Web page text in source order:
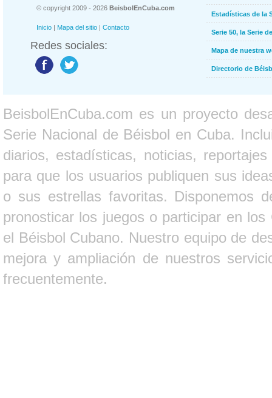
© copyright 2009 - 2026 BeisbolEnCuba.com
Inicio | Mapa del sitio | Contacto
Redes sociales:
Estadísticas de la
Serie 50, la Serie
Mapa de nuestra
Directorio de
BeisbolEnCuba.com es un proyecto
Serie Nacional de Béisbol en Cuba.
diarios, estadísticas, noticias,
para que los usuarios publiquen sus
o sus estrellas favoritas. Disponemos
pronosticar los juegos o participar en
el Béisbol Cubano. Nuestro equipo de
mejora y ampliación de nuestros
frecuentemente.